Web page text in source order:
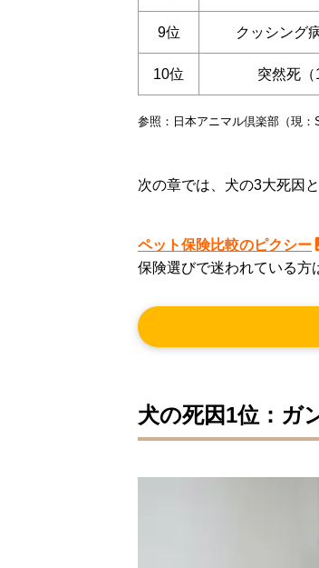
9位 クッシング
10位 突然死（
参照：日本アニマル倶楽部（現：
次の章では、犬の3大死因
ペット保険比較のピクシー
保険選びで迷われている方
犬の死因1位：ガ